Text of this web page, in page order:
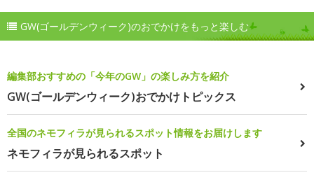
GW(ゴールデンウィーク)のおでかけをもっと楽しむ
編集部おすすめの「今年のGW」の楽しみ方を紹介
GW(ゴールデンウィーク)おでかけトピックス
全国のネモフィラが見られるスポット情報をお届けします
ネモフィラが見られるスポット